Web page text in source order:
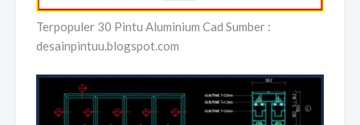
Terpopuler 30 Pintu Aluminium Cad Sumber :
desainpintuu.blogspot.com